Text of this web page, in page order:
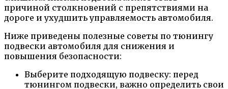
причиной столкновений с препятствиями на
дороге и ухудшить управляемость автомобиля.
Ниже приведены полезные советы по тюнингу
подвески автомобиля для снижения и
повышения безопасности:
Выберите подходящую подвеску: перед
тюнингом подвески, важно определить свои